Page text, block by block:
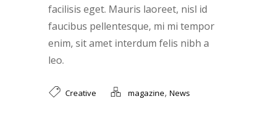
facilisis eget. Mauris laoreet, nisl id
faucibus pellentesque, mi mi tempor
enim, sit amet interdum felis nibh a
leo.
Creative magazine, News